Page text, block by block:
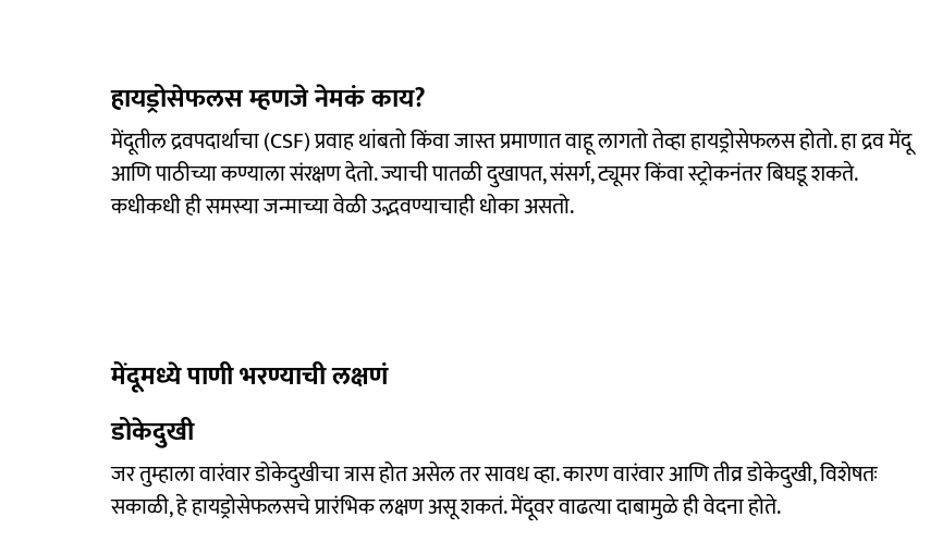
हायड्रोसेफलस म्हणजे नेमकं काय?
मेंदूतील द्रवपदार्थाचा (CSF) प्रवाह थांबतो किंवा जास्त प्रमाणात वाहू लागतो तेव्हा हायड्रोसेफलस होतो. हा द्रव मेंदू
आणि पाठीच्या कण्याला संरक्षण देतो. ज्याची पातळी दुखापत, संसर्ग, ट्यूमर किंवा स्ट्रोकनंतर बिघडू शकते.
कधीकधी ही समस्या जन्माच्या वेळी उद्भवण्याचाही धोका असतो.
मेंदूमध्ये पाणी भरण्याची लक्षणं
डोकेदुखी
जर तुम्हाला वारंवार डोकेदुखीचा त्रास होत असेल तर सावध व्हा. कारण वारंवार आणि तीव्र डोकेदुखी, विशेषतः
सकाळी, हे हायड्रोसेफलसचे प्रारंभिक लक्षण असू शकतं. मेंदूवर वाढत्या दाबामुळे ही वेदना होते.